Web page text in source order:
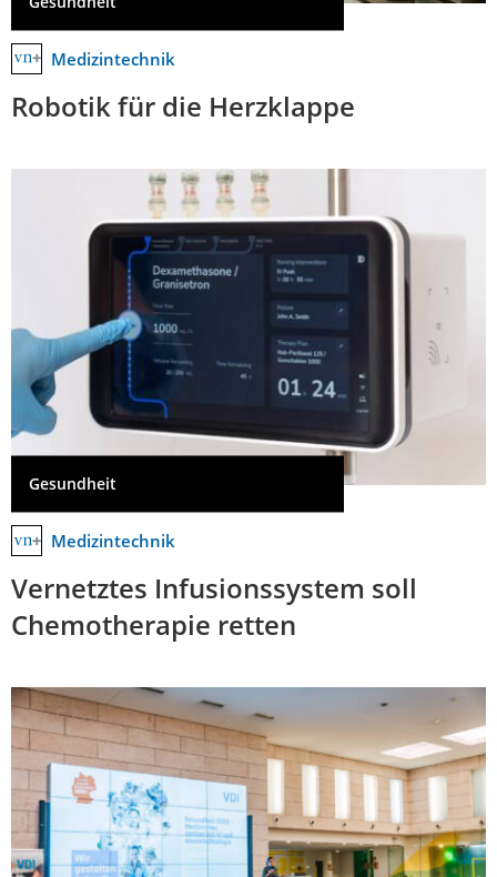
Medizintechnik
Robotik für die Herzklappe
Gesundheit
Medizintechnik
Vernetztes Infusionssystem soll
Chemotherapie retten